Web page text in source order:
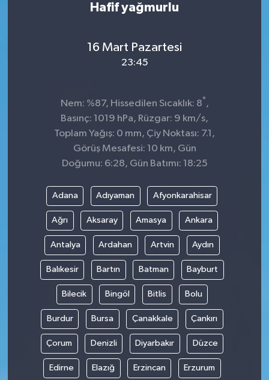
Hafif yağmurlu
16 Mart Pazartesi
23:45
Nem: %87, Hissedilen Sıcaklık: 8° ,
Basınç: 1019 hPa, Rüzgar: 9 km/s,
Toplam Yağış: 0 mm, Çiy Noktası: 7.1,
Görüş Mesafesi: 10 km, Gün
Doğumu: 6:28, Gün Batımı: 18:25
Adana Adıyaman Afyonkarahisar
Ağrı Aksaray Amasya Ankara
Antalya Ardahan Artvin Aydın
Balıkesir Bartın Batman Bayburt
Bilecik Bingöl Bitlis Bolu
Burdur Bursa Çanakkale Çankırı
Çorum Denizli Diyarbakır Düzce
Edirne Elazığ Erzincan Erzurum